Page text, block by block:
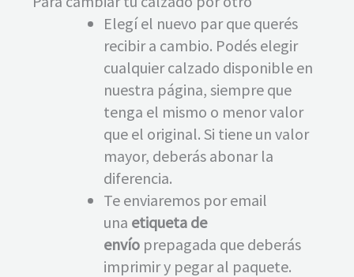
Elegí el nuevo par que querés
recibir a cambio. Podés elegir
cualquier calzado disponible en
nuestra página, siempre que
tenga el mismo o menor valor
que el original. Si tiene un valor
mayor, deberás abonar la
diferencia.
Te enviaremos por email
una etiqueta de
envío prepagada que deberás
imprimir y pegar al paquete.